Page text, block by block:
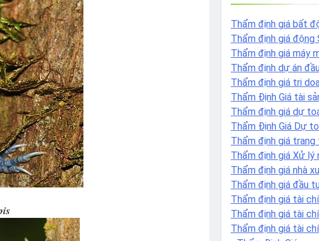
Thẩm định giá bất
Thẩm định giá động
Thẩm định giá máy
Thẩm định dự án
Thẩm định giá tri
Thẩm Định Giá tài
Thẩm định giá dự
Thẩm Định Giá Dự
Thẩm định giá
Thẩm định giá Xử lý
Thẩm định giá nhà
Thẩm định giá đầu
Thẩm định giá tài
Thẩm định giá tài
Thẩm định giá tài